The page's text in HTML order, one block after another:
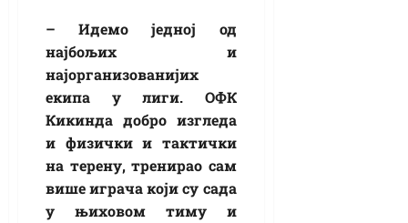
– Идемо једној од
најбољих и
најорганизованијих
екипа у лиги. ОФК
Кикинда добро изгледа
и физички и тактички
на терену, тренирао сам
више играча који су сада
у њиховом тиму и